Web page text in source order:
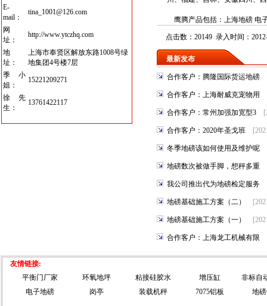
E-
mail：
tina_1001@126.com
网
址：
http://www.ytczhq.com
地
址：
上海市奉贤区解放东路1008号绿
地集团4号楼7层
季小
姐：
15221209271
徐先
生：
13761422117
鹰腾产品包括： 上海地磅 电
点击数：20149 录入时间：
最新发布
合作客户：腾隆国际货运地磅
合作客户：上海耐威克宠物用
合作客户：常州加强加宽型3
合作客户：2020年圣戈班
冬季地磅该如何使用及维护呢
地磅数次被做手脚，想秤多重
我公司推出代为地磅检定服务
地磅基础施工方案（二）
地磅基础施工方案（一）
合作客户：上海龙工机械有限
友情链接:
平衡门厂家
环氧地坪 粘接硅胶水 增压缸
非标自
电子地磅
岗亭 装载机秤 7075铝板 地